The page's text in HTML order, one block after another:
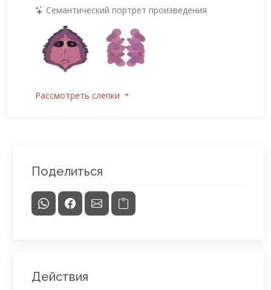
Семантический портрет произведения
Рассмотреть слепки
Поделиться
Действия